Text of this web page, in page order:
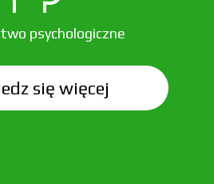
psychologiczne
się więcej